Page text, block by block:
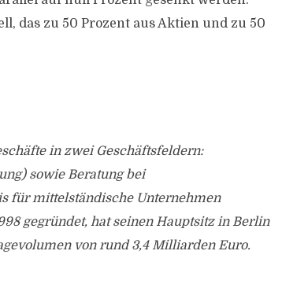
das zu 50 Prozent aus Aktien und zu 50
in zwei Geschäftsfeldern:
sowie Beratung bei
für mittelständische Unternehmen
gegründet, hat seinen Hauptsitz in Berlin
von rund 3,4 Milliarden Euro.